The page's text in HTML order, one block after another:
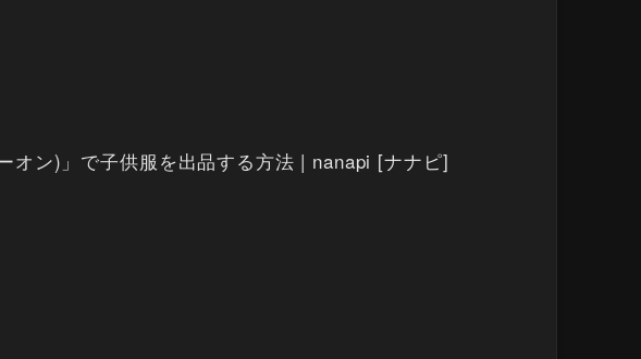
オン)」で子供服を出品する方法 | nanapi [ナナピ]